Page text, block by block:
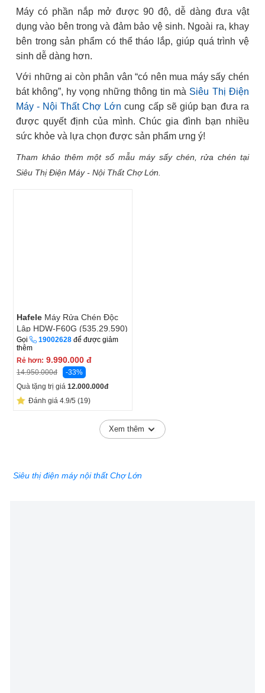
Máy có phần nắp mở được 90 độ, dễ dàng đưa vật
dụng vào bên trong và đảm bảo vệ sinh. Ngoài ra, khay
bên trong sản phẩm có thể tháo lắp, giúp quá trình vệ
sinh dễ dàng hơn.
Với những ai còn phân vân “có nên mua máy sấy chén
bát không”, hy vọng những thông tin mà Siêu Thị Điện
Máy - Nội Thất Chợ Lớn cung cấp sẽ giúp bạn đưa ra
được quyết định của mình. Chúc gia đình bạn nhiều
sức khỏe và lựa chọn được sản phẩm ưng ý!
Tham khảo thêm một số mẫu máy sấy chén, rửa chén tại
Siêu Thị Điện Máy - Nội Thất Chợ Lớn.
Hafele Máy Rửa Chén Độc
Lập HDW-F60G (535.29.590)
Gọi 19002628 để được giảm
thêm
Rẻ hơn: 9.990.000 đ
14.950.000đ
-33%
Quà tặng trị giá 12.000.000đ
Đánh giá 4.9/5 (19)
Xem thêm
Siêu thị điện máy nội thất Chợ Lớn